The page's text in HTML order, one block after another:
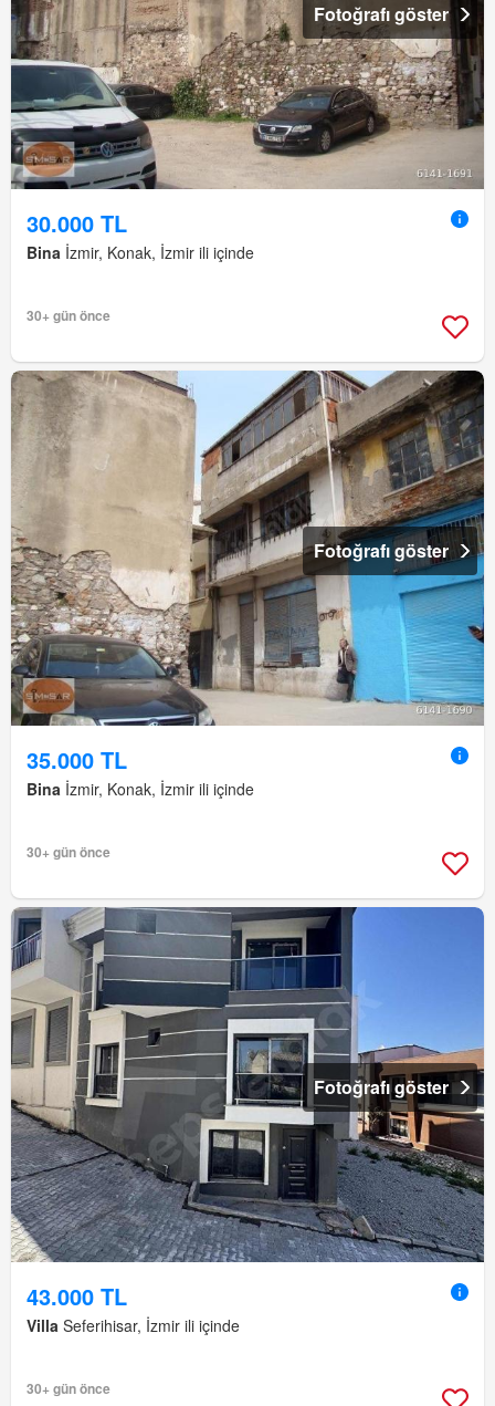
Fotoğrafı göster
30.000 TL
Bina İzmir, Konak, İzmir ili içinde
30+ gün önce
Fotoğrafı göster
35.000 TL
Bina İzmir, Konak, İzmir ili içinde
30+ gün önce
Fotoğrafı göster
43.000 TL
Villa Seferihisar, İzmir ili içinde
30+ gün önce